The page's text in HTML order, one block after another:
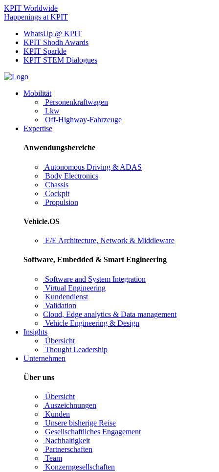
KPIT Worldwide
Happenings at KPIT
WhatsUp @ KPIT
KPIT Shodh Awards
KPIT Sparkle
KPIT STEM Dialogues
Mobilität
Personenkraftwagen
Lkw
Off-Highway-Fahrzeuge
Expertise
Anwendungsbereiche
Autonomous Driving & ADAS
Body Electronics
Chassis
Cockpit
Propulsion
Vehicle.OS
E/E Architecture, Network & Middleware
Software, Embedded & Smart Engineering
Software and System Integration
Virtual Engineering
Kundendienst
Validation
Cloud, Edge analytics & Data management
Vehicle Engineering & Design
Insights
Übersicht
Thought Leadership
Unternehmen
Über uns
Übersicht
Auszeichnungen
Kunden
Unsere bisherige Reise
Gesellschaftliches Engagement
Nachhaltigkeit
Partnerschaften
Team
Konzerngesellschaften